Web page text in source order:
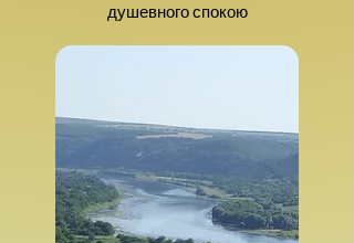
душевного спокою